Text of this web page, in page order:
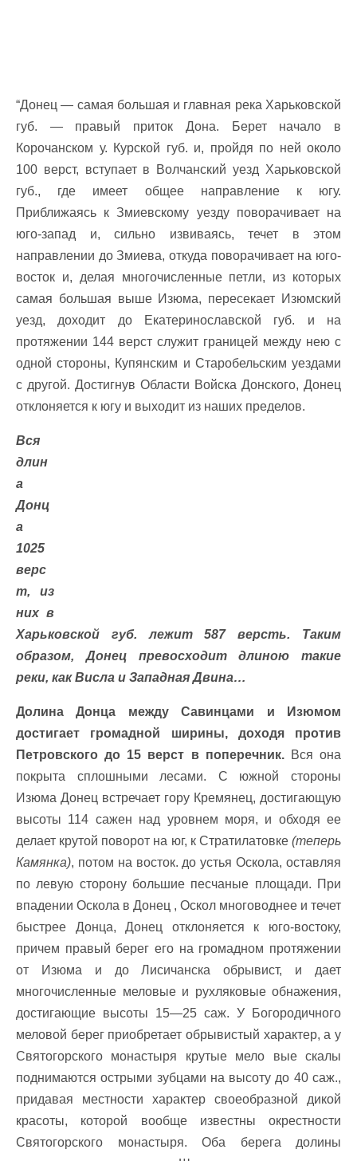
“Донец — самая большая и главная река Харьковской
губ. — правый приток Дона. Берет начало в
Корочанском у. Курской губ. и, пройдя по ней около
100 верст, вступает в Волчанский уезд Харьковской
губ., где имеет общее направление к югу.
Приближаясь к Змиевскому уезду поворачивает на
юго-запад и, сильно извиваясь, течет в этом
направлении до Змиева, откуда поворачивает на юго-
восток и, делая многочисленные петли, из которых
самая большая выше Изюма, пересекает Изюмский
уезд, доходит до Екатеринославской губ. и на
протяжении 144 верст служит границей между нею с
одной стороны, Купянским и Старобельским уездами
с другой. Достигнув Области Войска Донского, Донец
отклоняется к югу и выходит из наших пределов.
Вся
длин
а
Донц
а
1025
верс
т, из
них в
Харьковской губ. лежит 587 версть. Таким
образом, Донец превосходит длиною такие
реки, как Висла и Западная Двина…
Долина Донца между Савинцами и Изюмом
достигает громадной ширины, доходя против
Петровского до 15 верст в поперечник.Вся она
покрыта сплошными лесами. С южной стороны
Изюма Донец встречает гору Кремянец, достигающую
высоты 114 сажен над уровнем моря, и обходя ее
делает крутой поворот на юг, к Стратилатовке (теперь
Камянка), потом на восток. до устья Оскола, оставляя
по левую сторону большие песчаные площади. При
впадении Оскола в Донец , Оскол многоводнее и течет
быстрее Донца, Донец отклоняется к юго-востоку,
причем правый берег его на громадном протяжении
от Изюма и до Лисичанска обрывист, и дает
многочисленные меловые и рухляковые обнажения,
достигающие высоты 15—25 саж. У Богородичного
меловой берег приобретает обрывистый характер, а у
Святогорского монастыря крутые мело вые скалы
поднимаются острыми зубцами на высоту до 40 саж.,
придавая местности характер своеобразной дикой
красоты, которой вообще известны окрестности
Святогорского монастыря. Оба берега долины